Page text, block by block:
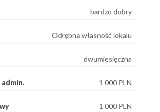
bardzo dobry
Odrębna własność lokalu
dwumiesięczna
admin. 1 000 PLN
1 000 PLN